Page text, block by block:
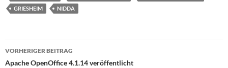
GRIESHEIM
NIDDA
Beitragsnavigation
VORHERIGER BEITRAG
Apache OpenOffice 4.1.14 veröffentlicht